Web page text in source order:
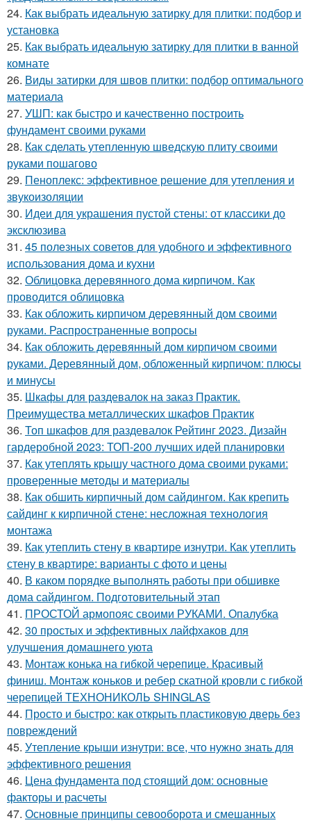
24. Как выбрать идеальную затирку для плитки: подбор и
установка
25. Как выбрать идеальную затирку для плитки в ванной
комнате
26. Виды затирки для швов плитки: подбор оптимального
материала
27. УШП: как быстро и качественно построить
фундамент своими руками
28. Как сделать утепленную шведскую плиту своими
руками пошагово
29. Пеноплекс: эффективное решение для утепления и
звукоизоляции
30. Идеи для украшения пустой стены: от классики до
эксклюзива
31. 45 полезных советов для удобного и эффективного
использования дома и кухни
32. Облицовка деревянного дома кирпичом. Как
проводится облицовка
33. Как обложить кирпичом деревянный дом своими
руками. Распространенные вопросы
34. Как обложить деревянный дом кирпичом своими
руками. Деревянный дом, обложенный кирпичом: плюсы
и минусы
35. Шкафы для раздевалок на заказ Практик.
Преимущества металлических шкафов Практик
36. Топ шкафов для раздевалок Рейтинг 2023. Дизайн
гардеробной 2023: ТОП-200 лучших идей планировки
37. Как утеплять крышу частного дома своими руками:
проверенные методы и материалы
38. Как обшить кирпичный дом сайдингом. Как крепить
сайдинг к кирпичной стене: несложная технология
монтажа
39. Как утеплить стену в квартире изнутри. Как утеплить
стену в квартире: варианты с фото и цены
40. В каком порядке выполнять работы при обшивке
дома сайдингом. Подготовительный этап
41. ПРОСТОЙ армопояс своими РУКАМИ. Опалубка
42. 30 простых и эффективных лайфхаков для
улучшения домашнего уюта
43. Монтаж конька на гибкой черепице. Красивый
финиш. Монтаж коньков и ребер скатной кровли с гибкой
черепицей ТЕХНОНИКОЛЬ SHINGLAS
44. Просто и быстро: как открыть пластиковую дверь без
повреждений
45. Утепление крыши изнутри: все, что нужно знать для
эффективного решения
46. Цена фундамента под стоящий дом: основные
факторы и расчеты
47. Основные принципы севооборота и смешанных